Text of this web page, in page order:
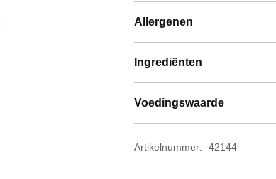
Allergenen
Ingrediënten
Voedingswaarde
Artikelnummer: 42144